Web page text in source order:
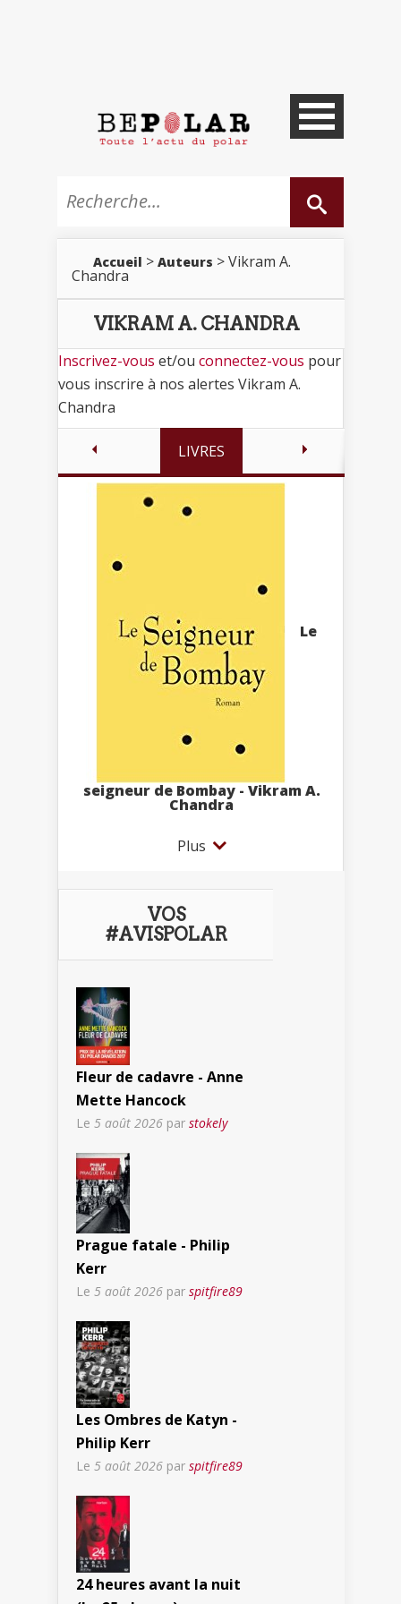
Accueil > Auteurs > Vikram A.
Chandra
VIKRAM A. CHANDRA
Inscrivez-vous et/ou connectez-vous pour
vous inscrire à nos alertes Vikram A.
Chandra
LIVRES
Le
seigneur de Bombay - Vikram A.
Chandra
Plus
VOS
#AVISPOLAR
Fleur de cadavre - Anne
Mette Hancock
Le 5 août 2026 par stokely
Prague fatale - Philip
Kerr
Le 5 août 2026 par spitfire89
Les Ombres de Katyn -
Philip Kerr
Le 5 août 2026 par spitfire89
24 heures avant la nuit